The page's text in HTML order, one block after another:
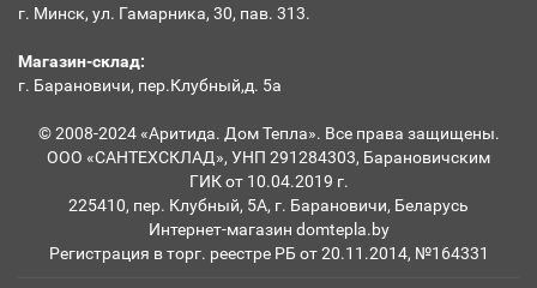
г. Минск, ул. Гамарника, 30, пав. 313.
Магазин-склад:
г. Барановичи, пер.Клубный,д. 5а
© 2008-2024 «Аритида. Дом Тепла». Все права защищены.
ООО «САНТЕХСКЛАД», УНП 291284303, Барановичским
ГИК от 10.04.2019 г.
225410, пер. Клубный, 5А, г. Барановичи, Беларусь
Интернет-магазин domtepla.by
Регистрация в торг. реестре РБ от 20.11.2014, №164331